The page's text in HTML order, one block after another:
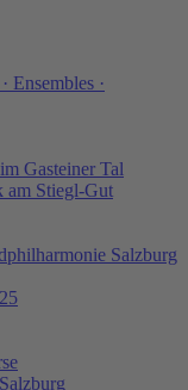
Ensembles ·
Gasteiner Tal
am Stiegl-Gut
Salzburg